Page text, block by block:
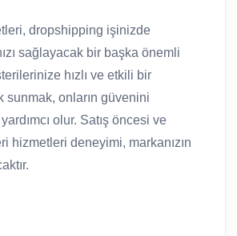
dropshipping işinizde
sağlayacak bir başka önemli
hızlı ve etkili bir
sunmak, onların güvenini
olur. Satış öncesi ve
hizmetleri deneyimi, markanızın